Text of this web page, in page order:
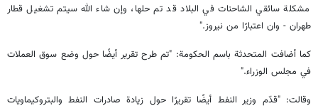
مشكلة سائقي الشاحنات في البلاد قد تم حلها، وإن شاء الله سيتم تشغيل قطار
طهران - وان اعتبارًا من نيروز."
كما أضافت المتحدثة باسم الحكومة: "تم طرح تقرير أيضًا حول وضع سوق العملات
في مجلس الوزراء."
وقالت: "قدّم وزير النفط أيضًا تقريرًا حول زيادة صادرات النفط والبتروكيماويات